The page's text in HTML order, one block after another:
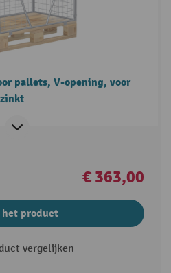
pallets, V-opening, voor
€ 363,00
het product
vergelijken